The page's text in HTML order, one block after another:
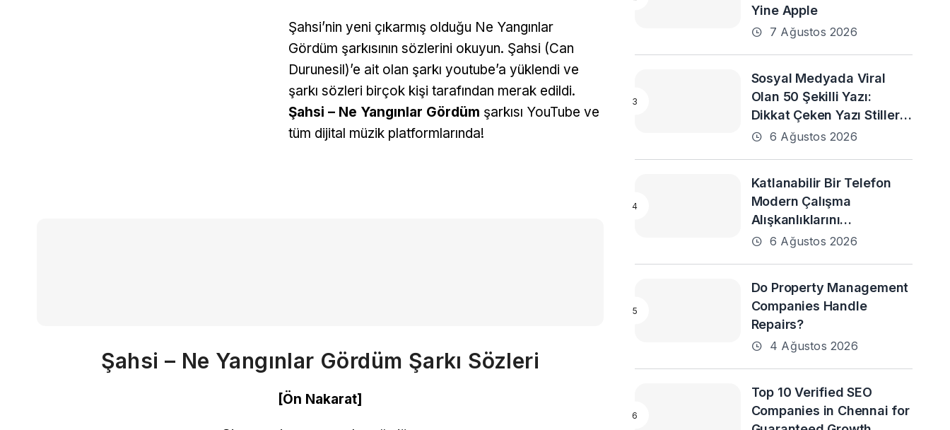
Şahsi’nin yeni çıkarmış olduğu Ne Yangınlar
Gördüm şarkısının sözlerini okuyun. Şahsi (Can
Durunesil)’e ait olan şarkı youtube’a yüklendi ve
şarkı sözleri birçok kişi tarafından merak edildi.
Şahsi – Ne Yangınlar Gördüm şarkısı YouTube ve
tüm dijital müzik platformlarında!
Şahsi – Ne Yangınlar Gördüm Şarkı Sözleri
[Ön Nakarat]
Yine Apple
7 Ağustos 2026
Sosyal Medyada Viral
Olan 50 Şekilli Yazı:
Dikkat Çeken Yazı Stilleri
ve En Popüler Örnekler
6 Ağustos 2026
Katlanabilir Bir Telefon
Modern Çalışma
Alışkanlıklarını
Destekleyebilir mi?
6 Ağustos 2026
Do Property Management
Companies Handle
Repairs?
4 Ağustos 2026
Top 10 Verified SEO
Companies in Chennai for